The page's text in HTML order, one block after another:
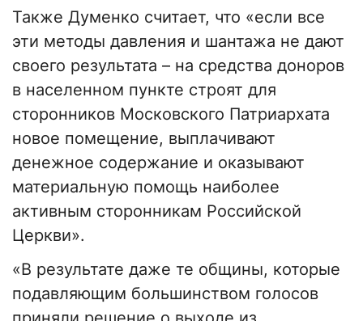
Также Думенко считает, что «если все
эти методы давления и шантажа не дают
своего результата – на средства доноров
в населенном пункте строят для
сторонников Московского Патриархата
новое помещение, выплачивают
денежное содержание и оказывают
материальную помощь наиболее
активным сторонникам Российской
Церкви».
«В результате даже те общины, которые
подавляющим большинством голосов